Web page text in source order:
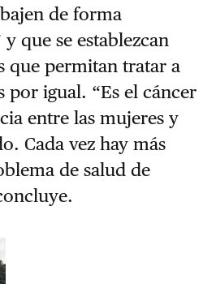
de forma
y que se establezcan
que permitan tratar a
por igual. “Es el cáncer
entre las mujeres y
Cada vez hay más
de salud de